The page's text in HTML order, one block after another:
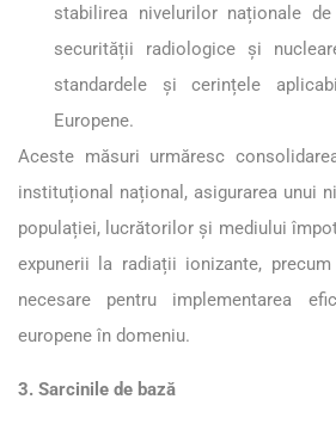
stabilirea nivelurilor naționale
securității radiologice și
standardele și cerințele
Europene.
Aceste măsuri urmăresc
instituțional național, asigurarea unui
populației, lucrătorilor și mediului
expunerii la radiații ionizante,
necesare pentru implementarea
europene în domeniu.
3. Sarcinile de bază